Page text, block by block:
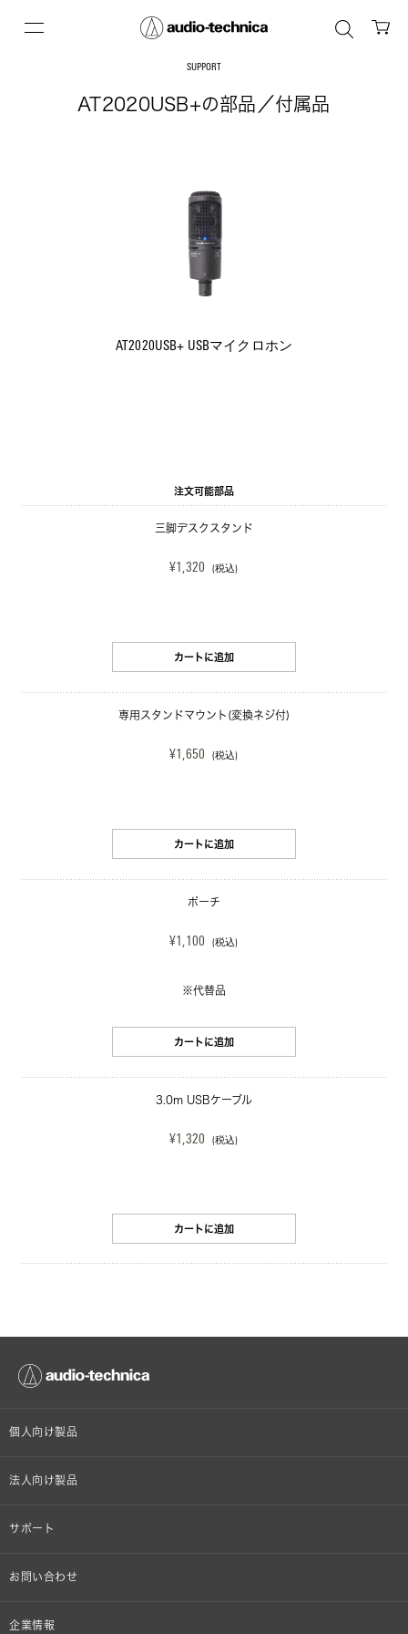
SUPPORT
AT2020USB+の部品／付属品
AT2020USB+ USBマイクロホン
注文可能部品
三脚デスクスタンド
¥1,320 (税込)
カートに追加
専用スタンドマウント(変換ネジ付)
¥1,650 (税込)
カートに追加
ポーチ
¥1,100 (税込)
※代替品
カートに追加
3.0m USBケーブル
¥1,320 (税込)
カートに追加
個人向け製品
オンラインストア限定
法人向け製品
設備音響機器
サポート
個人向け製品サポート
お問い合わせ
その他、メディア 取材関連等のお問い合わせ
企業情報